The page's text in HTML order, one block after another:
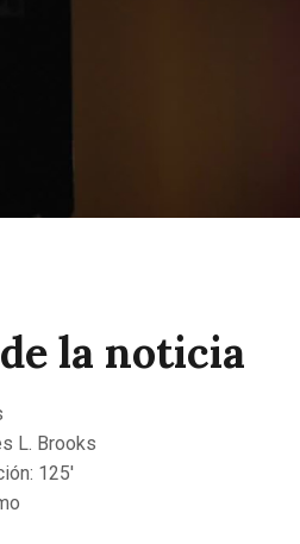
la noticia
L. Brooks
125′